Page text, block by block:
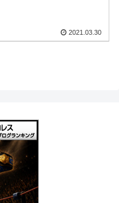
2021.03.30